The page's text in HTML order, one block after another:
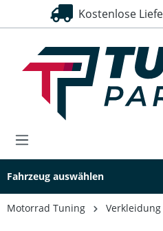
springen Kostenlose
Fahrzeug auswählen
Motorrad Tuning Verkleidung